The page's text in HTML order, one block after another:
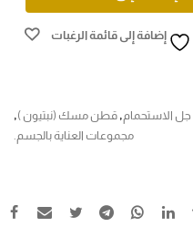
إضافة إلى قائمة الرغبات
جل الاستحمام, قطن مسك (نبتيون ),
مجموعات العناية بالجسم.